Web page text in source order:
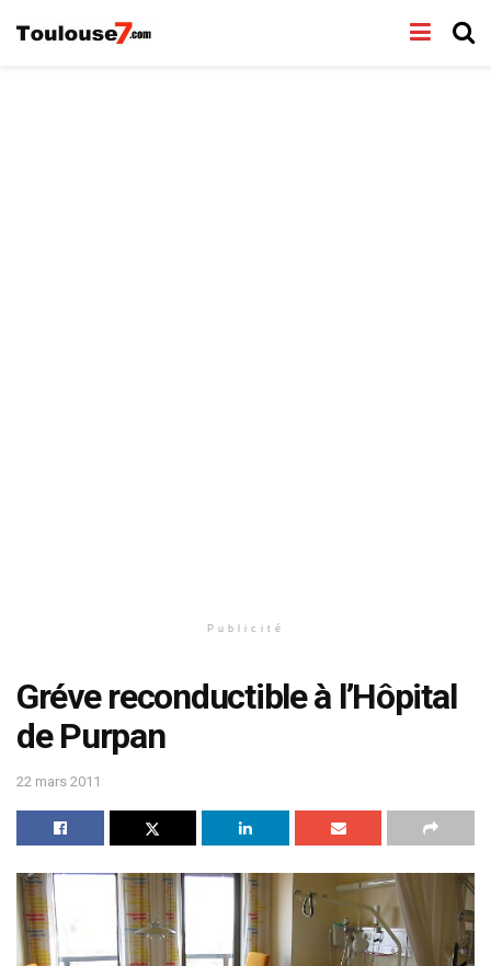
Publicité
Gréve reconductible à l’Hôpital
de Purpan
22 mars 2011